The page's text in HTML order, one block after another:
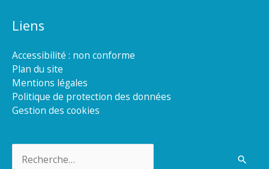
Liens
Accessibilité : non conforme
Plan du site
Mentions légales
Politique de protection des données
Gestion des cookies